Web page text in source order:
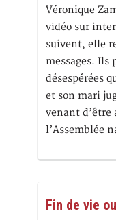
Véronique
vidéo sur
suivent, elle
messages. Ils
désespérées
et son mari
venant d’être
l’Assemblée
Fin de vie